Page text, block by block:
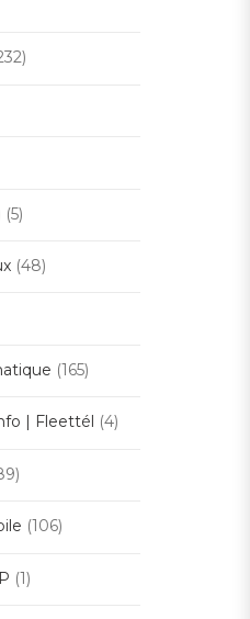
(5)
(48)
(165)
| Fleettél (4)
(106)
(1)